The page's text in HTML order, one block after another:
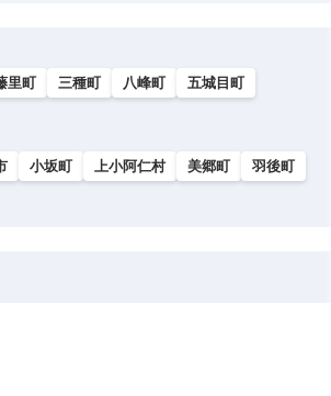
里町 三種町 八峰町
五城目町
小坂町 上小阿仁村 美郷町
羽後町